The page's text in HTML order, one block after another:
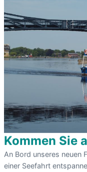
Kommen Sie
An Bord unseres neuen
einer Seefahrt